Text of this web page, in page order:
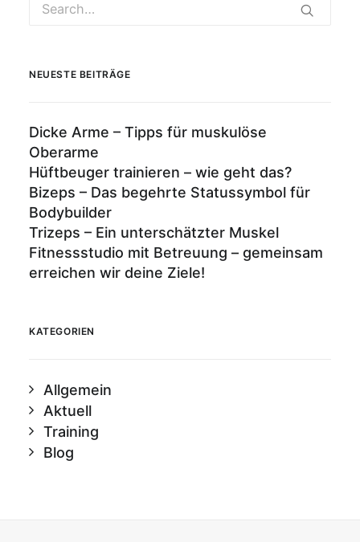
NEUESTE BEITRÄGE
Dicke Arme – Tipps für muskulöse
Oberarme
Hüftbeuger trainieren – wie geht das?
Bizeps – Das begehrte Statussymbol für
Bodybuilder
Trizeps – Ein unterschätzter Muskel
Fitnessstudio mit Betreuung – gemeinsam
erreichen wir deine Ziele!
KATEGORIEN
Allgemein
Aktuell
Training
Blog